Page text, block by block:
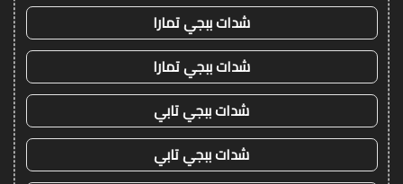
شدات ببجي تمارا
شدات ببجي تمارا
شدات ببجي تابي
شدات ببجي تابي